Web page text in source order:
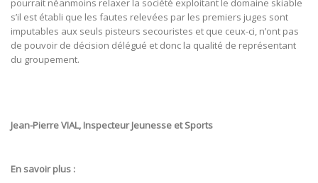
s’il est établi que les fautes relevées par les premiers juges sont
imputables aux seuls pisteurs secouristes et que ceux-ci, n’ont pas
de pouvoir de décision délégué et donc la qualité de représentant
du groupement.
Jean-Pierre VIAL, Inspecteur Jeunesse et Sports
En savoir plus :